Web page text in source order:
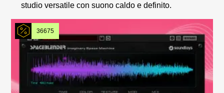
studio versatile con suono caldo e definito.
36675